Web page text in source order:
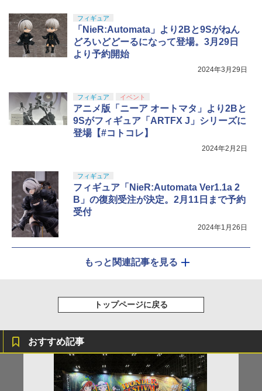
フィギュア
「NieR:Automata」より2Bと9Sがねん
どろいどどーるになって登場。3月29日
より予約開始
2024年3月29日
フィギュア イベント
アニメ版「ニーア オートマタ」より2Bと
9Sがフィギュア「ARTFX J」シリーズに
登場【#コトコレ】
2024年2月2日
フィギュア
フィギュア「NieR:Automata Ver1.1a 2
B」の復刻受注が決定。2月11日まで予約
受付
2024年1月26日
もっと関連記事を見る
トップページに戻る
おすすめ記事